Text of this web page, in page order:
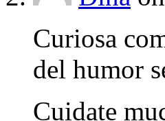
Curiosa
del humor
Cuidate